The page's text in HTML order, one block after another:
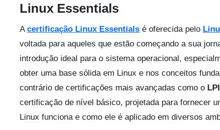
Linux Essentials
Acertificação Linux Essentials é oferecida pelo
voltada para aqueles que estão começando a sua
introdução ideal para o sistema operacional,
obter uma base sólida em Linux e nos conceitos
contrário de certificações mais avançadas como o
certificação de nível básico, projetada para fornecer
Linux funciona e como ele é aplicado em diversos